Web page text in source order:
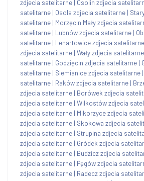
zdjecia satelitarne Osolin zdjecia
satelitarne | Osola zdjecia satelitarne |
satelitarne | Morzęcin Mały zdjecia
satelitarne | Lubnów zdjecia satelitarne |
satelitarne | Lenartowice zdjecia satelitarne
zdjecia satelitarne | Wały zdjecia satelitarne
satelitarne | Godzięcin zdjecia satelitarne |
satelitarne | Siemianice zdjecia satelitarne |
satelitarne | Raków zdjecia satelitarne |
zdjecia satelitarne | Borówek zdjecia
zdjecia satelitarne | Wilkostów zdjecia
zdjecia satelitarne | Mikorzyce zdjecia
zdjecia satelitarne | Skokowa zdjecia
zdjecia satelitarne | Strupina zdjecia
zdjecia satelitarne | Gródek zdjecia
zdjecia satelitarne | Budzicz zdjecia
zdjecia satelitarne | Pęgów zdjecia
zdjecia satelitarne | Radecz zdjecia